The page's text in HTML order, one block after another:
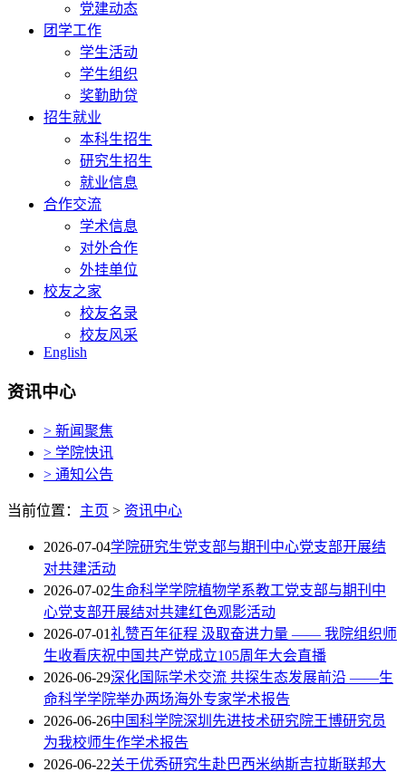
党建动态
团学工作
学生活动
学生组织
奖勤助贷
招生就业
本科生招生
研究生招生
就业信息
合作交流
学术信息
对外合作
外挂单位
校友之家
校友名录
校友风采
English
资讯中心
> 新闻聚焦
> 学院快讯
> 通知公告
当前位置： 主页 > 资讯中心
2026-07-04学院研究生党支部与期刊中心党支部开展结
对共建活动
2026-07-02生命科学学院植物学系教工党支部与期刊中
心党支部开展结对共建红色观影活动
2026-07-01礼赞百年征程 汲取奋进力量 —— 我院组织师
生收看庆祝中国共产党成立105周年大会直播
2026-06-29深化国际学术交流 共探生态发展前沿 ——生
命科学学院举办两场海外专家学术报告
2026-06-26中国科学院深圳先进技术研究院王博研究员
为我校师生作学术报告
2026-06-22关于优秀研究生赴巴西米纳斯吉拉斯联邦大